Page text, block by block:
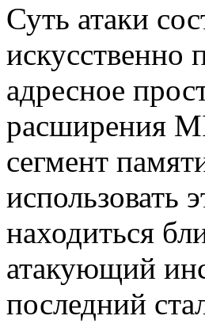
Суть атаки
искусственно
адресное
расширения
сегмент
использовать
находиться
атакующий
последний